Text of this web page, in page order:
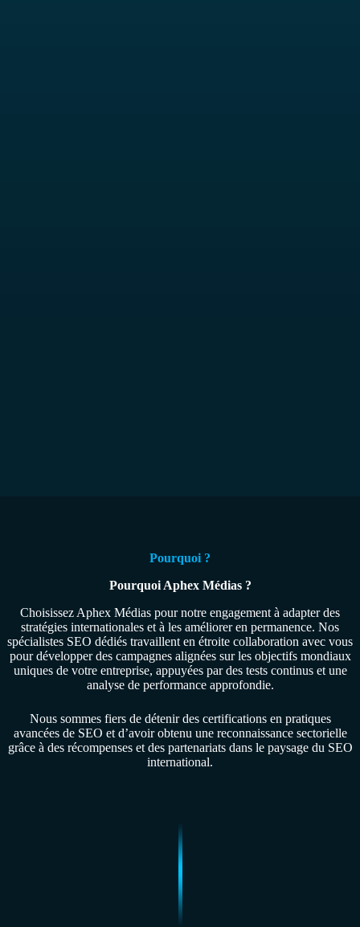
Pourquoi ?
Pourquoi Aphex Médias ?
Choisissez Aphex Médias pour notre engagement à adapter des
stratégies internationales et à les améliorer en permanence. Nos
spécialistes SEO dédiés travaillent en étroite collaboration avec vous
pour développer des campagnes alignées sur les objectifs mondiaux
uniques de votre entreprise, appuyées par des tests continus et une
analyse de performance approfondie.
Nous sommes fiers de détenir des certifications en pratiques
avancées de SEO et d’avoir obtenu une reconnaissance sectorielle
grâce à des récompenses et des partenariats dans le paysage du SEO
international.